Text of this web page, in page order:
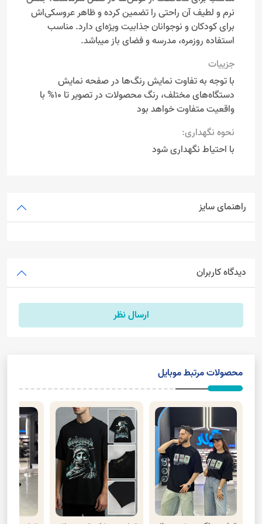
نرم و لطیف آن راحتی را تضمین کرده و ظاهر عروسکی‌اش
برای کودکان و نوجوانان جذابیت ویژه‌ای دارد. مناسب
استفاده روزمره، مدرسه و فضای باز میباشد.
جزییات
با توجه به تفاوت نمایش رنگ‌ها در صفحه نمایش
دستگاه‌های مختلف، رنگ محصولات در تصویر تا 10% با
واقعیت متفاوت خواهد بود
نحوه نگهداری:
با احتیاط نگهداری شود
راهنمای سایز
دیدگاه کاربران
ارسال نظر
محصولات مرتبط موبایل